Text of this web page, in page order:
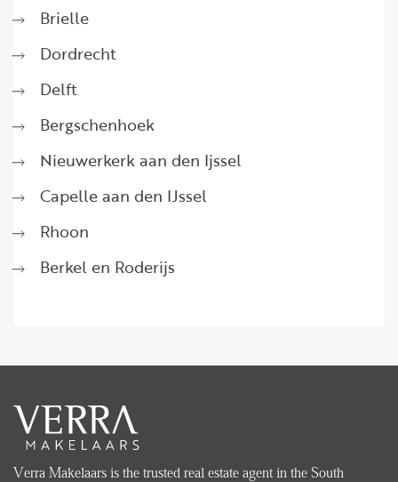
Brielle
Dordrecht
Delft
Bergschenhoek
Nieuwerkerk aan den Ijssel
Capelle aan den IJssel
Rhoon
Berkel en Roderijs
Verra Makelaars is the trusted real estate agent in the South